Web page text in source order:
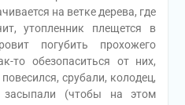
на ветке дерева, где
утопленник плещется в
погубить прохожего
то обезопаситься от них,
срубали, колодец,
засыпали (чтобы на этом